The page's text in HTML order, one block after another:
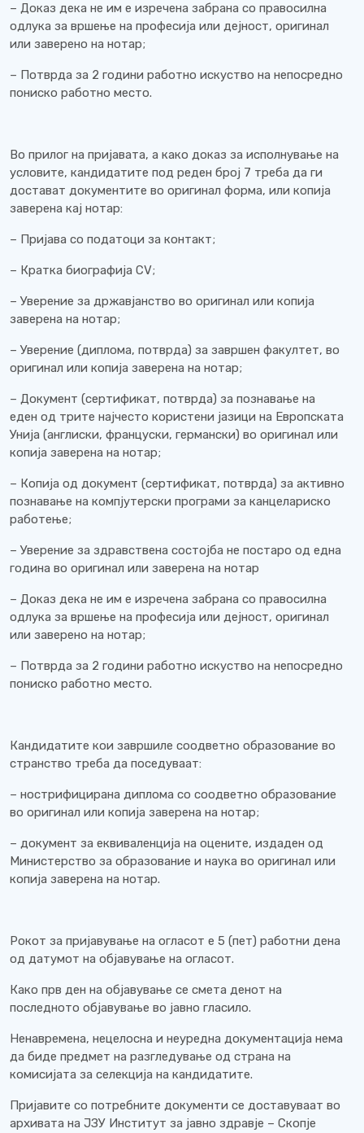
– Доказ дека не им е изречена забрана со правосилна
одлука за вршење на професија или дејност, оригинал
или заверено на нотар;
– Потврда за 2 години работно искуство на непосредно
пониско работно место.
Во прилог на пријавата, а како доказ за исполнување на
условите, кандидатите под реден број 7 треба да ги
достават документите во оригинал форма, или копија
заверена кај нотар:
– Пријава со податоци за контакт;
– Кратка биографија CV;
– Уверение за државјанство во оригинал или копија
заверена на нотар;
– Уверение (диплома, потврда) за завршен факултет, во
оригинал или копија заверена на нотар;
– Документ (сертификат, потврда) за познавање на
еден од трите најчесто користени јазици на Европската
Унија (англиски, француски, германски) во оригинал или
копија заверена на нотар;
– Копија од документ (сертификат, потврда) за активно
познавање на компјутерски програми за канцелариско
работење;
– Уверение за здравствена состојба не постаро од една
година во оригинал или заверена на нотар
– Доказ дека не им е изречена забрана со правосилна
одлука за вршење на професија или дејност, оригинал
или заверено на нотар;
– Потврда за 2 години работно искуство на непосредно
пониско работно место.
Кандидатите кои завршиле соодветно образование во
странство треба да поседуваат:
– нострифицирана диплома со соодветно образование
во оригинал или копија заверена на нотар;
– документ за еквиваленција на оцените, издаден од
Министерство за образование и наука во оригинал или
копија заверена на нотар.
Рокот за пријавување на огласот е 5 (пет) работни дена
од датумот на објавување на огласот.
Како прв ден на објавување се смета денот на
последното објавување во јавно гласило.
Ненавремена, нецелосна и неуредна документација нема
да биде предмет на разгледување од страна на
комисијата за селекција на кандидатите.
Пријавите со потребните документи се доставуваат во
архивата на ЈЗУ Институт за јавно здравје – Скопје